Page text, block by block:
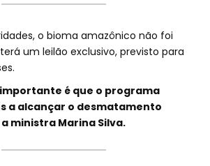
o bioma amazônico não foi
um leilão exclusivo, previsto para
é que o programa
a alcançar o desmatamento
ministra Marina Silva.